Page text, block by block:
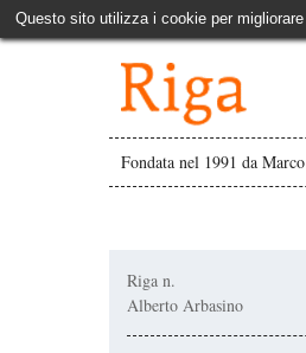
Questo sito utilizza i cookie per
Fondata nel 1991 da
Riga n.
Alberto Arbasino